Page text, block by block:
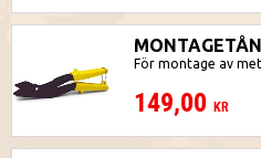
För montage av
149,00 KR